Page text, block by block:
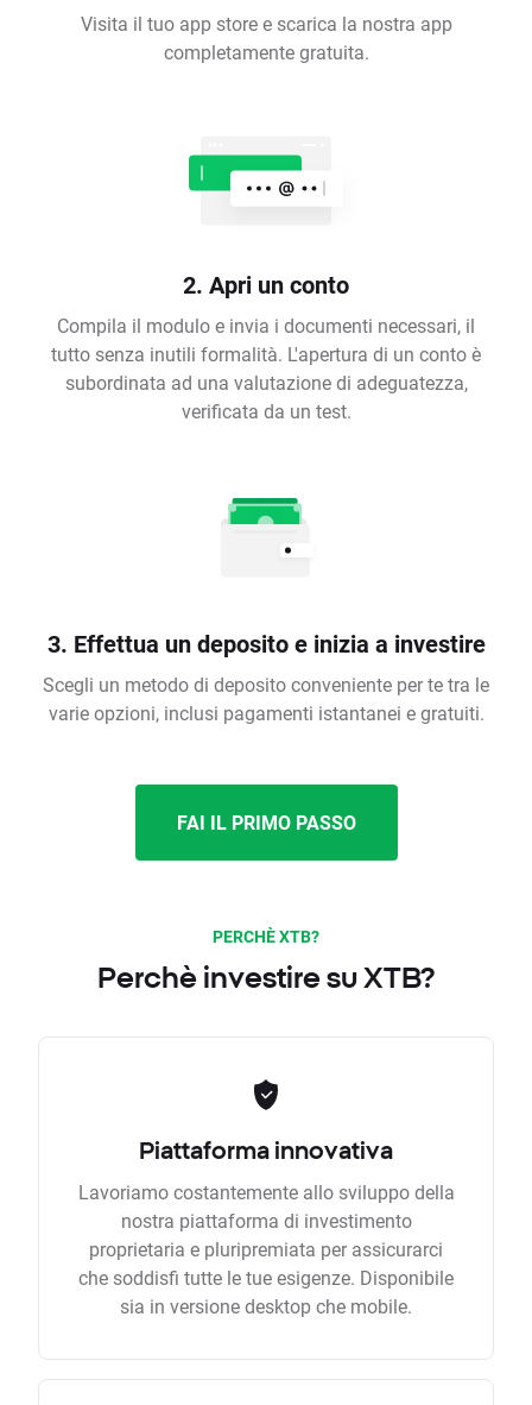
Visita il tuo app store e scarica la nostra app
completamente gratuita.
2. Apri un conto
Compila il modulo e invia i documenti necessari, il
tutto senza inutili formalità. L'apertura di un conto è
subordinata ad una valutazione di adeguatezza,
verificata da un test.
3. Effettua un deposito e inizia a investire
Scegli un metodo di deposito conveniente per te tra le
varie opzioni, inclusi pagamenti istantanei e gratuiti.
FAI IL PRIMO PASSO
PERCHÈ XTB?
Perchè investire su XTB?
Piattaforma innovativa
Lavoriamo costantemente allo sviluppo della
nostra piattaforma di investimento
proprietaria e pluripremiata per assicurarci
che soddisfi tutte le tue esigenze. Disponibile
sia in versione desktop che mobile.